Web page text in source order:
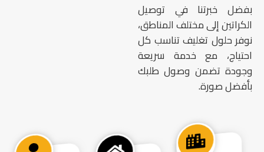
بفضل خبرتنا في توصيل
الكراتين إلى مختلف المناطق،
نوفر حلول تغليف تناسب كل
احتياج، مع خدمة سريعة
وجودة تضمن وصول طلبك
بأفضل صورة.